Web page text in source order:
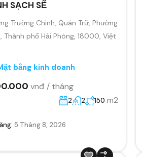
SẠCH SẼ
Trường Chinh, Quán Trữ, Phường
Thành phố Hải Phòng, 18000, Việt
bằng kinh doanh
vnđ / tháng
2 2 150 m2
5 Tháng 8, 2026